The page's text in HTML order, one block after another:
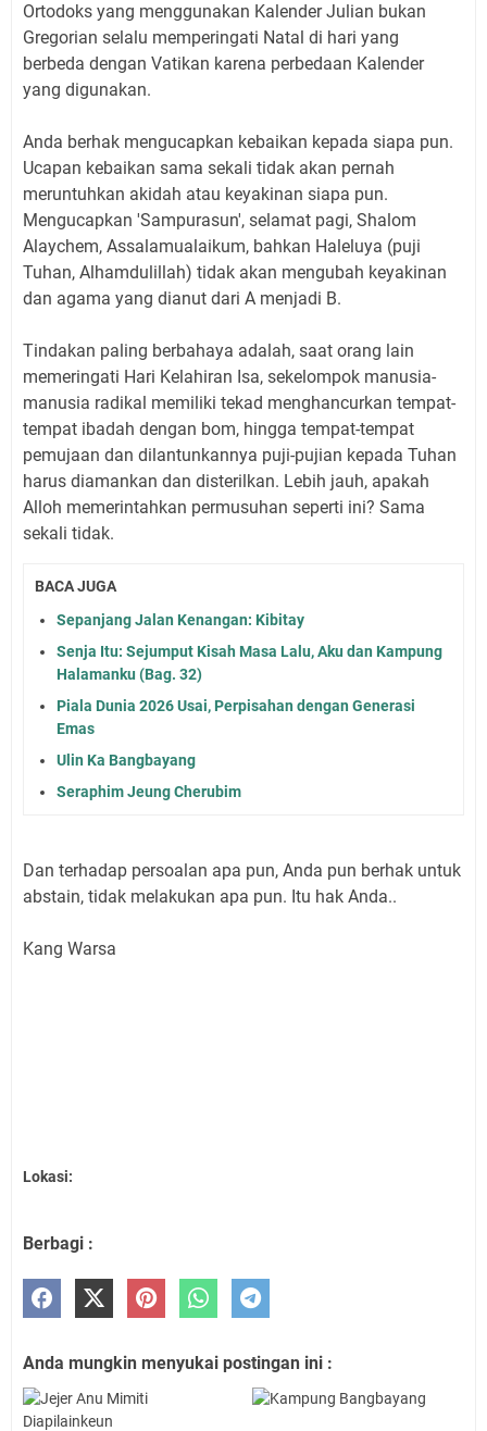
Ortodoks yang menggunakan Kalender Julian bukan
Gregorian selalu memperingati Natal di hari yang
berbeda dengan Vatikan karena perbedaan Kalender
yang digunakan.
Anda berhak mengucapkan kebaikan kepada siapa pun.
Ucapan kebaikan sama sekali tidak akan pernah
meruntuhkan akidah atau keyakinan siapa pun.
Mengucapkan 'Sampurasun', selamat pagi, Shalom
Alaychem, Assalamualaikum, bahkan Haleluya (puji
Tuhan, Alhamdulillah) tidak akan mengubah keyakinan
dan agama yang dianut dari A menjadi B.
Tindakan paling berbahaya adalah, saat orang lain
memeringati Hari Kelahiran Isa, sekelompok manusia-
manusia radikal memiliki tekad menghancurkan tempat-
tempat ibadah dengan bom, hingga tempat-tempat
pemujaan dan dilantunkannya puji-pujian kepada Tuhan
harus diamankan dan disterilkan. Lebih jauh, apakah
Alloh memerintahkan permusuhan seperti ini? Sama
sekali tidak.
BACA JUGA
Sepanjang Jalan Kenangan: Kibitay
Senja Itu: Sejumput Kisah Masa Lalu, Aku dan Kampung
Halamanku (Bag. 32)
Piala Dunia 2026 Usai, Perpisahan dengan Generasi
Emas
Ulin Ka Bangbayang
Seraphim Jeung Cherubim
Dan terhadap persoalan apa pun, Anda pun berhak untuk
abstain, tidak melakukan apa pun. Itu hak Anda..
Kang Warsa
Lokasi:
Berbagi :
Anda mungkin menyukai postingan ini :